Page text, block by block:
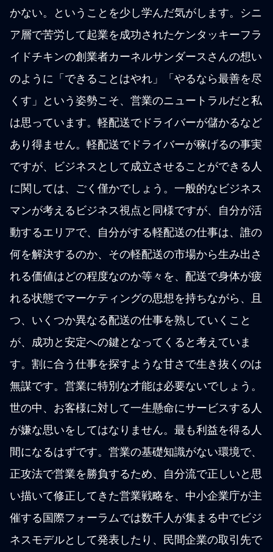
かない。ということを少し学んだ気がします。シニ
ア層で苦労して起業を成功されたケンタッキーフラ
イドチキンの創業者カーネルサンダースさんの想い
のように「できることはやれ」「やるなら最善を尽
くす」という姿勢こそ、営業のニュートラルだと私
は思っています。軽配送でドライバーが儲かるなど
あり得ません。軽配送でドライバーが稼げるの事実
ですが、ビジネスとして成立させることができる人
に関しては、ごく僅かでしょう。一般的なビジネス
マンが考えるビジネス視点と同様ですが、自分が活
動するエリアで、自分がする軽配送の仕事は、誰の
何を解決するのか、その軽配送の市場から生み出さ
れる価値はどの程度なのか等々を、配送で身体が疲
れる状態でマーケティングの思想を持ちながら、且
つ、いくつか異なる配送の仕事を熟していくこと
が、成功と安定への鍵となってくると考えていま
す。割に合う仕事を探すような甘さで生き抜くのは
無謀です。営業に特別な才能は必要ないでしょう。
世の中、お客様に対して一生懸命にサービスする人
が嫌な思いをしてはなりません。最も利益を得る人
間になるはずです。営業の基礎知識がない環境で、
正攻法で営業を勝負するため、自分流で正しいと思
い描いて修正してきた営業戦略を、中小企業庁が主
催する国際フォーラムでは数千人が集まる中でビジ
ネスモデルとして発表したり、民間企業の取引先で